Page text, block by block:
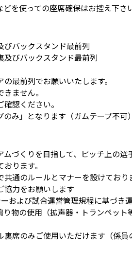
を使っての座席確保はお控え下さ
バックスタンド最前列
びバックスタンド最前列
最前列でお願いいたします。
ません。
認ください。
み」となります（ガムテープ不可
ムづくりを目指して、ピッチ上の
ります。
通のルールとマナーを設けてお
協力をお願いします
および試合運営管理規程に基づ
物の使用（拡声器・トランペッ
席のみご使用いただけます（係員